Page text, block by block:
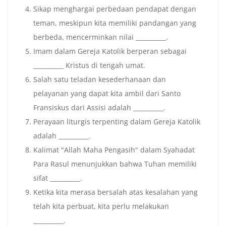
Sikap menghargai perbedaan pendapat dengan
teman, meskipun kita memiliki pandangan yang
berbeda, mencerminkan nilai __________.
Imam dalam Gereja Katolik berperan sebagai
__________ Kristus di tengah umat.
Salah satu teladan kesederhanaan dan
pelayanan yang dapat kita ambil dari Santo
Fransiskus dari Assisi adalah __________.
Perayaan liturgis terpenting dalam Gereja Katolik
adalah __________.
Kalimat "Allah Maha Pengasih" dalam Syahadat
Para Rasul menunjukkan bahwa Tuhan memiliki
sifat __________.
Ketika kita merasa bersalah atas kesalahan yang
telah kita perbuat, kita perlu melakukan
__________.